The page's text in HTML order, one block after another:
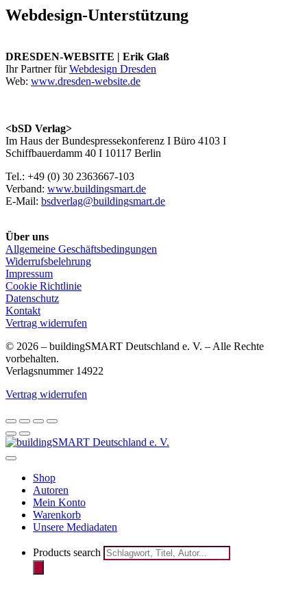
Webdesign-Unterstützung
DRESDEN-WEBSITE | Erik Glaß
Ihr Partner fürWebdesign Dresden
Web: www.dresden-website.de
<bSD Verlag>
Im Haus der Bundespressekonferenz I Büro 4103 I
Schiffbauerdamm 40 I 10117 Berlin
Tel.: +49 (0) 30 2363667-103
Verband: www.buildingsmart.de
E-Mail: bsdverlag@buildingsmart.de
Über uns
Allgemeine Geschäftsbedingungen
Widerrufsbelehrung
Impressum
Cookie Richtlinie
Datenschutz
Kontakt
Vertrag widerrufen
© 2026 – buildingSMART Deutschland e. V. – Alle Rechte
vorbehalten.
Verlagsnummer 14922
Vertrag widerrufen
Shop
Autoren
Mein Konto
Warenkorb
Unsere Mediadaten
Products search